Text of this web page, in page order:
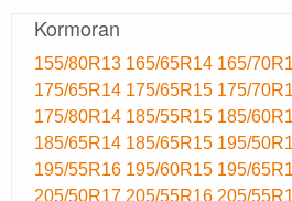
Kormoran
155/80R13 165/65R14 165/
175/65R14 175/65R15 175/
175/80R14 185/55R15 185/
185/65R14 185/65R15 195/
195/55R16 195/60R15 195/
205/50R17 205/55R16 205/